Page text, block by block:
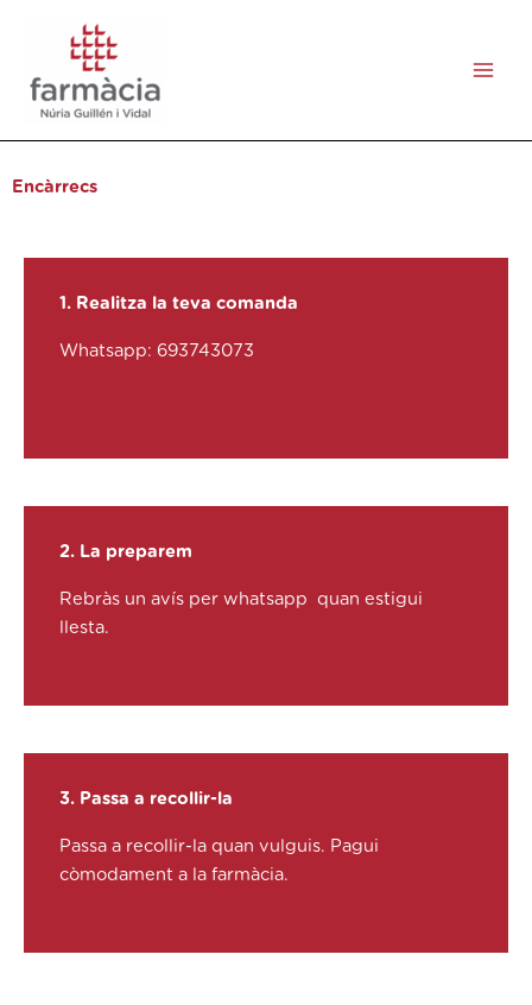
contenido
Encàrrecs
1. Realitza la teva comanda
Whatsapp: 693743073
2. La preparem
Rebràs un avís per whatsapp quan estigui
llesta.
3. Passa a recollir-la
Passa a recollir-la quan vulguis. Pagui
còmodament a la farmàcia.